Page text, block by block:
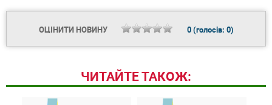
ОЦІНИТИ НОВИНУ 0(голосів: 0)
ЧИТАЙТЕ ТАКОЖ: